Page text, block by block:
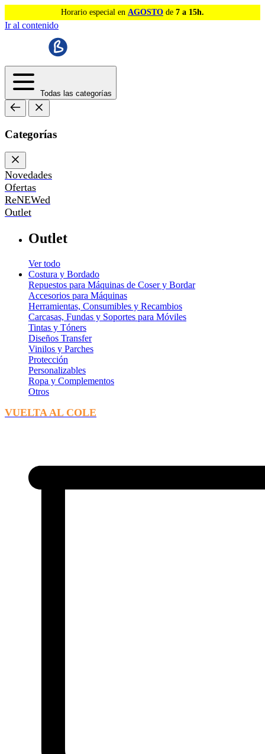
Horario especial en AGOSTO de 7 a 15h.
Ir al contenido
Todas las categorías
Categorías
Novedades
Ofertas
ReNEWed
Outlet
Outlet
Ver todo
Costura y Bordado
Repuestos para Máquinas de Coser y Bordar
Accesorios para Máquinas
Herramientas, Consumibles y Recambios
Carcasas, Fundas y Soportes para Móviles
Tintas y Tóners
Diseños Transfer
Vinilos y Parches
Protección
Personalizables
Ropa y Complementos
Otros
VUELTA AL COLE